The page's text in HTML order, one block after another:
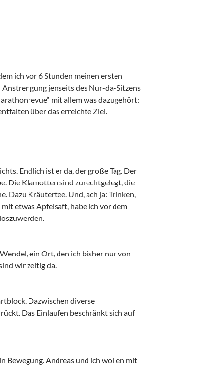
ich vor 6 Stunden meinen ersten
jenseits des Nur-da-Sitzens
mit allem was dazugehört:
über das erreichte Ziel.
Endlich ist er da, der große Tag. Der
Die Klamotten sind zurechtgelegt, die
Dazu Kräutertee. Und, ach ja: Trinken,
etwas Apfelsaft, habe ich vor dem
ein Ort, den ich bisher nur von
wir zeitig da.
Dazwischen diverse
Das Einlaufen beschränkt sich auf
Bewegung. Andreas und ich wollen mit